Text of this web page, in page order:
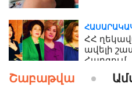
ՀՀ
ավելի
Հարցում
Շաբաթվա